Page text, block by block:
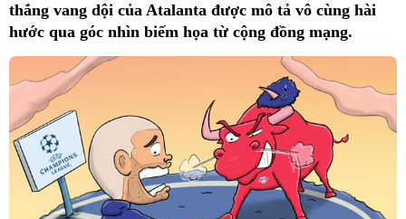
thắng vang dội của Atalanta được mô tả vô cùng hài
hước qua góc nhìn biếm họa từ cộng đồng mạng.